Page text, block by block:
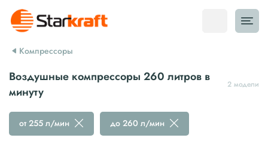
Компрессоры
Воздушные компрессоры 260 литров в
минуту
2 модели
от 255 л/мин до 260 л/мин